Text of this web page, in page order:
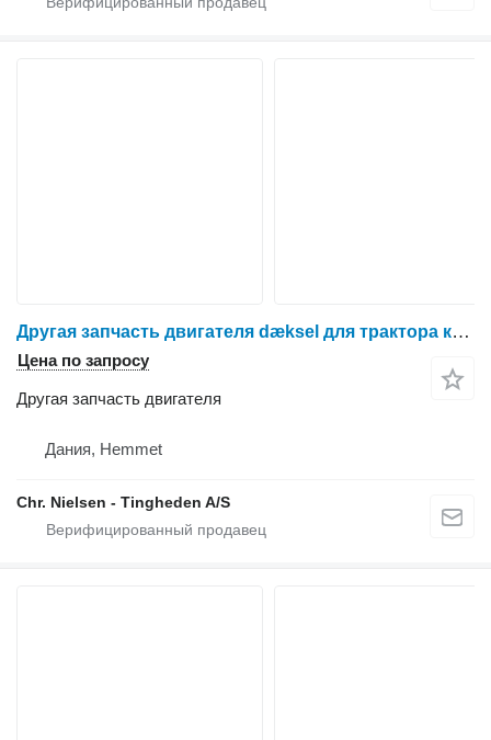
Другая запчасть двигателя dæksel для трактора колесного Massey Ferguson 6260
Цена по запросу
Другая запчасть двигателя
Дания, Hemmet
Chr. Nielsen - Tingheden A/S